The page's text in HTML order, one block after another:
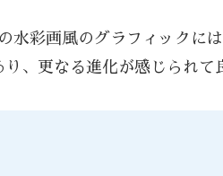
水彩画風のグラフィックに
、更なる進化が感じられて